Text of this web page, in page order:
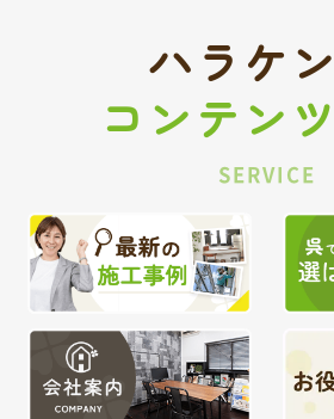
ハラケ
コンテンツ
SERVICE